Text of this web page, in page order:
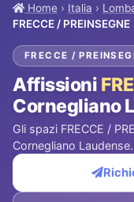
Home › Italia ›
FRECCE / PREINSEGNE
FRECCE /
Affissioni
Cornegliano
Gli spazi FRECCE /
Cornegliano Laudense.